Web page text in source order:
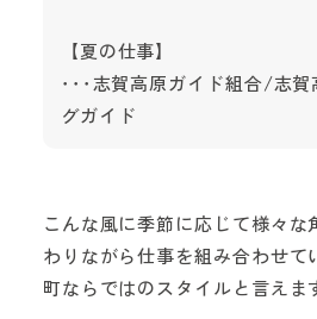
【夏の仕事】
･･･志賀高原ガイド組合/志賀
グガイド
こんな風に季節に応じて様々な
わりながら仕事を組み合わせて
町ならではのスタイルと言えま